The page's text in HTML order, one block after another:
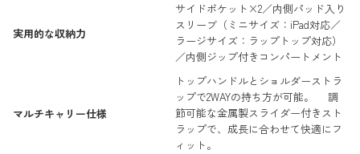
実用的な収納力
サイドポケット×2／内側パッド入り
スリーブ（ミニサイズ：iPad対応／
ラージサイズ：ラップトップ対応）
／内側ジップ付きコンパートメント
マルチキャリー仕様
トップハンドルとショルダーストラ
ップで2WAYの持ち方が可能。 調
節可能な金属製スライダー付きスト
ラップで、成長に合わせて快適にフ
ィット。